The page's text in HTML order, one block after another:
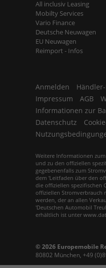
All inclusiv Leasing
Mobilty Services
Vario Finance
Deutsche Neuwagen
EU Neuwagen
Reimport - Infos
Anmelden
Impressum
AGB
Informationen zur
Datenschutz
Weitere Informationen
und zu den offiziellen
gegebenenfalls zum
dem 'Leitfaden über den
die offiziellen spezifischen
offiziellen Stromverbrauch
werden, der an allen
'Deutschen Automobil
erhältlich ist unter
© 2026 Europemobile
80802 München, +49